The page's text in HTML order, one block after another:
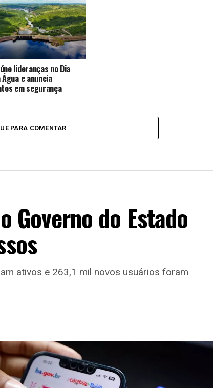
lideranças no Dia
e anuncia
em segurança
PARA COMENTAR
do Estado
ativos e 263,1 mil novos usuários foram